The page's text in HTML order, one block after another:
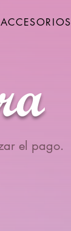
ACCESORIOS
el pago.